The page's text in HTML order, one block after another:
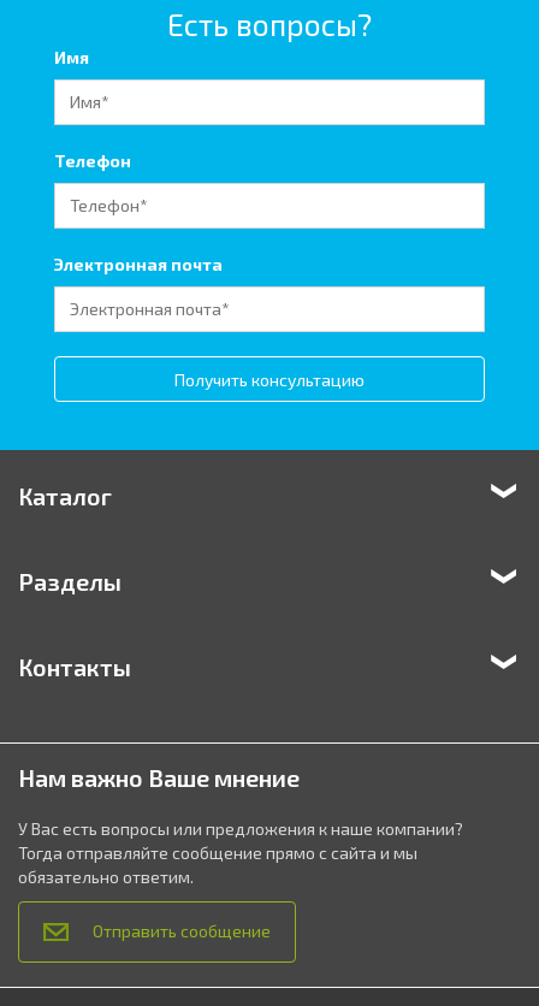
Есть вопросы?
Имя
Телефон
Электронная почта
Получить консультацию
Каталог
Разделы
Контакты
Нам важно Ваше мнение
У Вас есть вопросы или предложения к наше компании?
Тогда отправляйте сообщение прямо с сайта и мы
обязательно ответим.
Отправить сообщение